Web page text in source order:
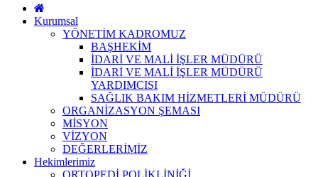
Kurumsal
YÖNETİM KADROMUZ
BAŞHEKİM
İDARİ VE MALİ İŞLER MÜDÜRÜ
İDARİ VE MALİ İŞLER MÜDÜRÜ
YARDIMCISI
SAĞLIK BAKIM HİZMETLERİ MÜDÜRÜ
ORGANİZASYON ŞEMASI
MİSYON
VİZYON
DEĞERLERİMİZ
Hekimlerimiz
ORTOPEDİ POLİKLİNİĞİ